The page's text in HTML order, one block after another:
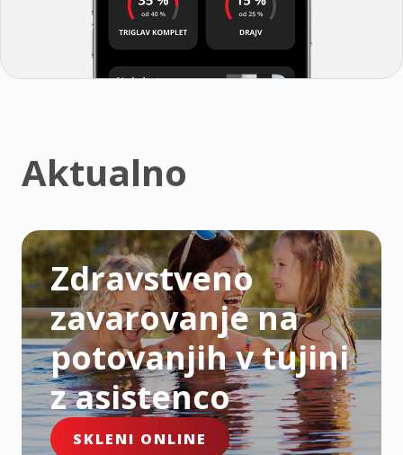
Aktualno
Zdravstveno
zavarovanje na
potovanjih v tujini
z asistenco
SKLENI ONLINE